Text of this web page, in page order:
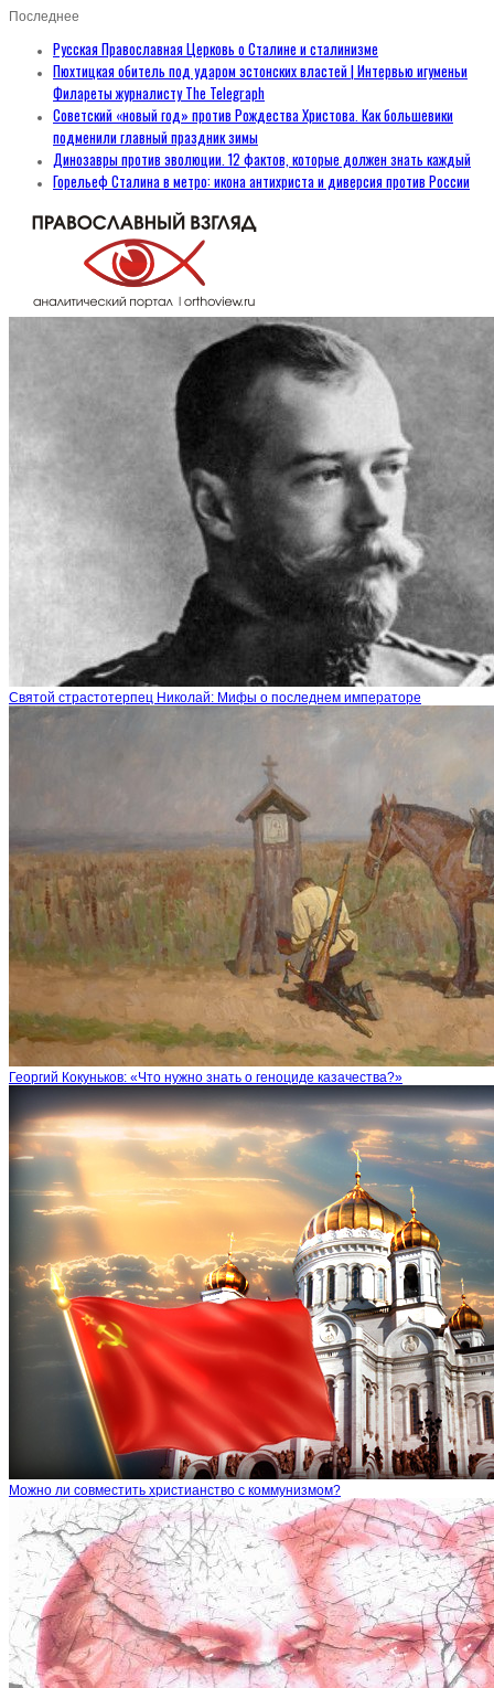
Последнее
Русская Православная Церковь о Сталине и сталинизме
Пюхтицкая обитель под ударом эстонских властей | Интервью игуменьи
Филареты журналисту The Telegraph
Советский «новый год» против Рождества Христова. Как большевики
подменили главный праздник зимы
Динозавры против эволюции. 12 фактов, которые должен знать каждый
Горельеф Сталина в метро: икона антихриста и диверсия против России
Святой страстотерпец Николай: Мифы о последнем императоре
Георгий Кокуньков: «Что нужно знать о геноциде казачества?»
Можно ли совместить христианство с коммунизмом?